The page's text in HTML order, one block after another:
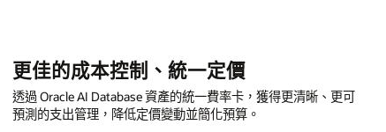
更佳的成本控制、統一定價
透過 Oracle AI Database 資產的統一費率卡，獲得更清晰、更可
預測的支出管理，降低定價變動並簡化預算。